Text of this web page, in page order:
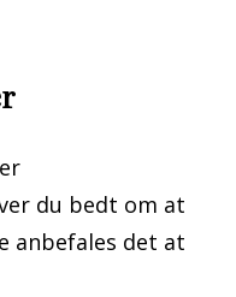
du bedt om at
anbefales det at